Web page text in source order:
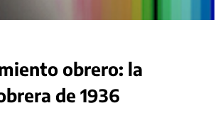
obrero: la
de 1936